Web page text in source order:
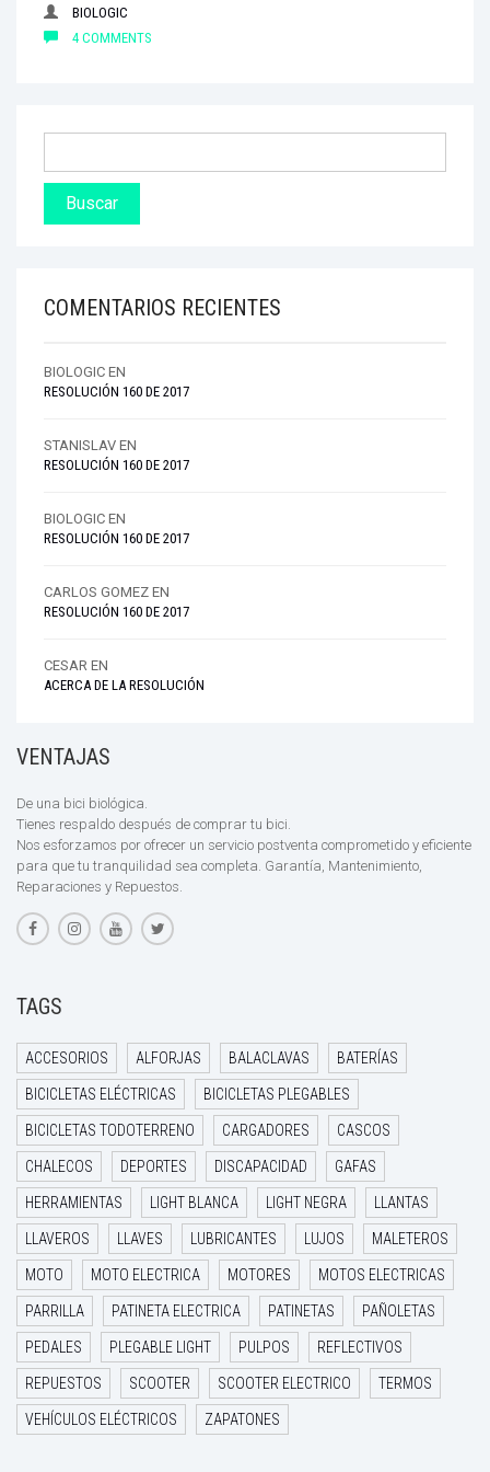
BIOLOGIC
4 COMMENTS
COMENTARIOS RECIENTES
BIOLOGIC EN
RESOLUCIÓN 160 DE 2017
STANISLAV EN
RESOLUCIÓN 160 DE 2017
BIOLOGIC EN
RESOLUCIÓN 160 DE 2017
CARLOS GOMEZ EN
RESOLUCIÓN 160 DE 2017
CESAR EN
ACERCA DE LA RESOLUCIÓN
VENTAJAS
De una bici biológica.
Tienes respaldo después de comprar tu bici.
Nos esforzamos por ofrecer un servicio postventa comprometido y eficiente
para que tu tranquilidad sea completa. Garantía, Mantenimiento,
Reparaciones y Repuestos.
TAGS
ACCESORIOS ALFORJAS BALACLAVAS BATERÍAS
BICICLETAS ELÉCTRICAS BICICLETAS PLEGABLES
BICICLETAS TODOTERRENO CARGADORES CASCOS
CHALECOS DEPORTES DISCAPACIDAD GAFAS
HERRAMIENTAS LIGHT BLANCA LIGHT NEGRA LLANTAS
LLAVEROS LLAVES LUBRICANTES LUJOS MALETEROS
MOTO MOTO ELECTRICA MOTORES MOTOS ELECTRICAS
PARRILLA PATINETA ELECTRICA PATINETAS PAÑOLETAS
PEDALES PLEGABLE LIGHT PULPOS REFLECTIVOS
REPUESTOS SCOOTER SCOOTER ELECTRICO TERMOS
VEHÍCULOS ELÉCTRICOS ZAPATONES